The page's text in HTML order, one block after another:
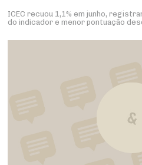
ICEC recuou 1,1% em junho,
do indicador e menor pontuação